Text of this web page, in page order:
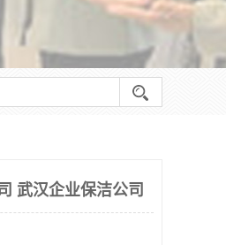
武汉企业保洁公司